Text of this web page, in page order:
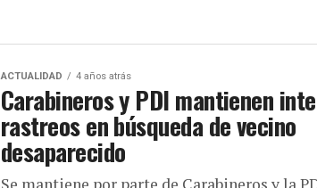
ACTUALIDAD 4 años atrás
Carabineros y PDI mantienen
rastreos en búsqueda de vecino
desaparecido